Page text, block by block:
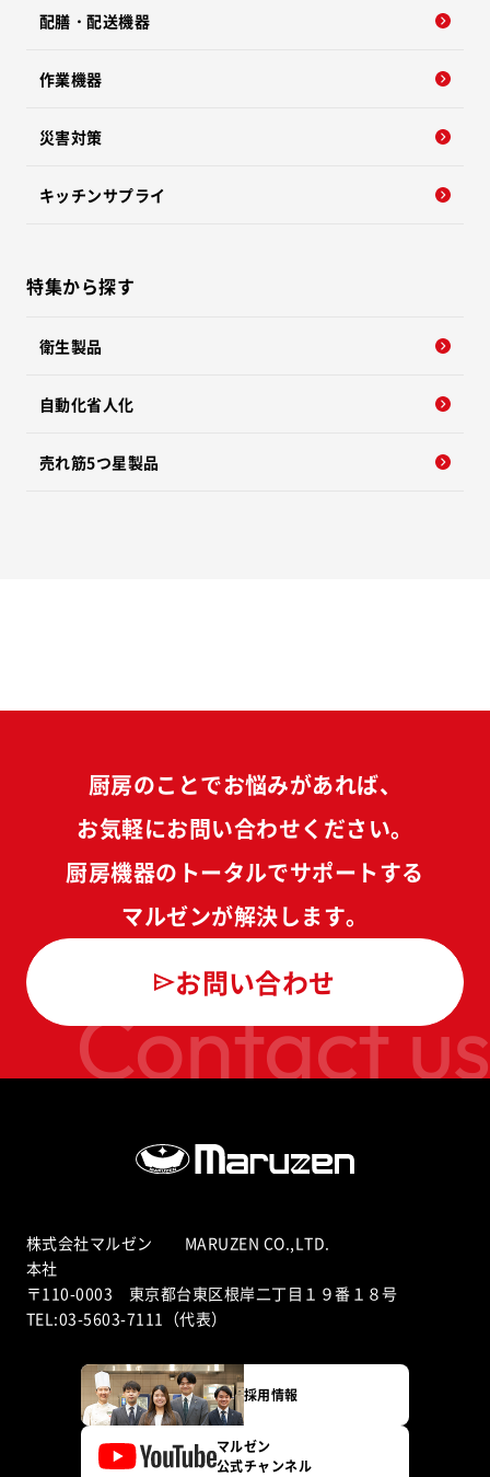
配膳・配送機器
作業機器
災害対策
キッチンサプライ
特集から探す
衛生製品
自動化省人化
売れ筋5つ星製品
Contact us
厨房のことでお悩みがあれば、
お気軽にお問い合わせください。
厨房機器のトータルでサポートする
マルゼンが解決します。
お問い合わせ
株式会社マルゼン MARUZEN CO.,LTD.
本社
〒110-0003 東京都台東区根岸二丁目１９番１８号
TEL:03-5603-7111（代表）
採用情報
マルゼン
公式チャンネル